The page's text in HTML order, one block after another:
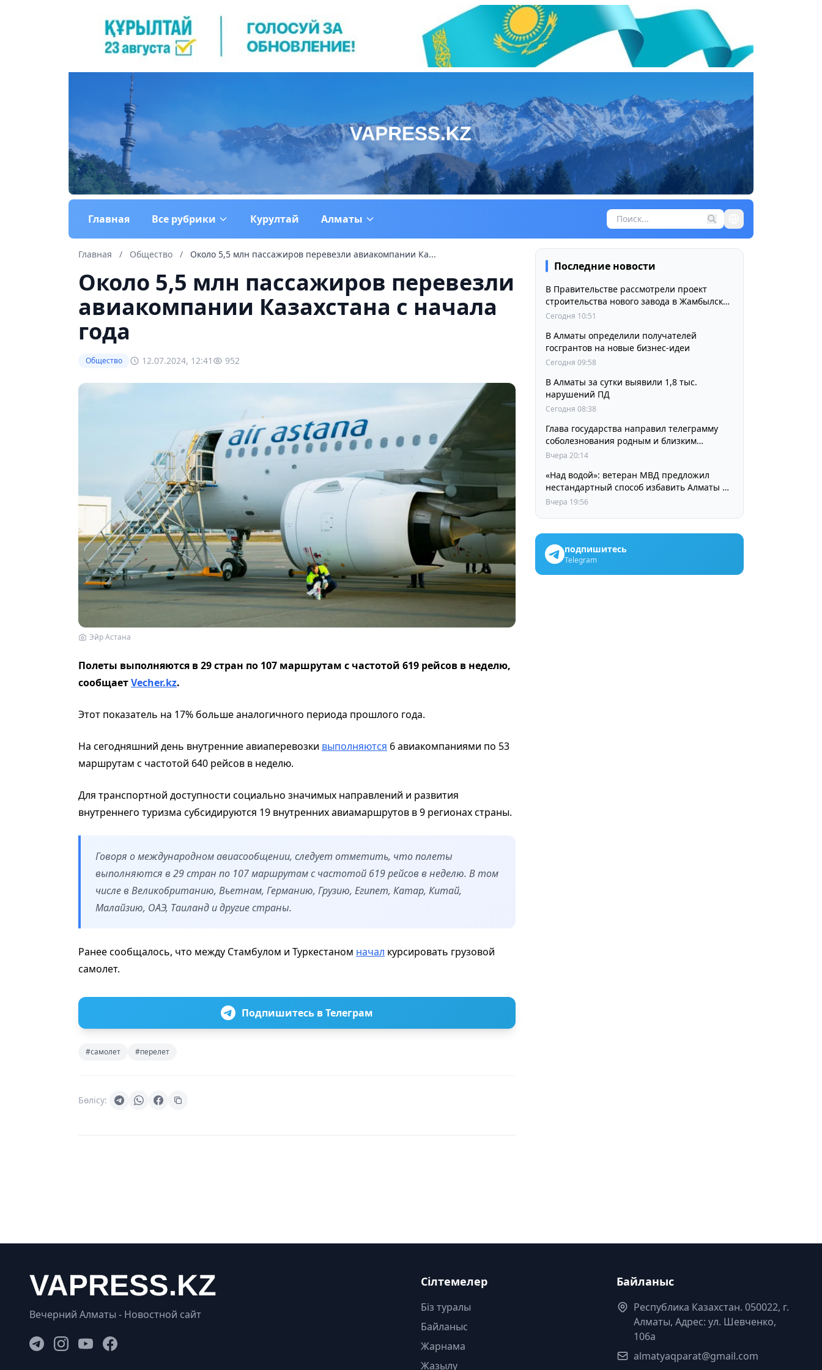
Главная Все рубрики Курултай Алматы
Главная / Общество / Около 5,5 млн пассажиров перевезли авиакомпании Ка...
Около 5,5 млн пассажиров перевезли
авиакомпании Казахстана с начала
года
Общество 12.07.2024, 12:41 952
Эйр Астана
Полеты выполняются в 29 стран по 107 маршрутам с частотой 619 рейсов в неделю,
сообщаетVecher.kz.
Этот показатель на 17% больше аналогичного периода прошлого года.
На сегодняшний день внутренние авиаперевозки выполняются 6 авиакомпаниями по 53
маршрутам с частотой 640 рейсов в неделю.
Для транспортной доступности социально значимых направлений и развития
внутреннего туризма субсидируются 19 внутренних авиамаршрутов в 9 регионах страны.
Говоря о международном авиасообщении, следует отметить, что полеты
выполняются в 29 стран по 107 маршрутам с частотой 619 рейсов в неделю. В том
числе в Великобританию, Вьетнам, Германию, Грузию, Египет, Катар, Китай,
Малайзию, ОАЭ, Таиланд и другие страны.
Ранее сообщалось, что между Стамбулом и Туркестаном начал курсировать грузовой
самолет.
Подпишитесь в Телеграм
#самолет #перелет
Бөлісу:
Последние новости
В Правительстве рассмотрели проект
строительства нового завода в Жамбылской
области
Сегодня 10:51
В Алматы определили получателей
госгрантов на новые бизнес-идеи
Сегодня 09:58
В Алматы за сутки выявили 1,8 тыс.
нарушений ПД
Сегодня 08:38
Глава государства направил телеграмму
соболезнования родным и близким
выдающегося кинорежиссера Ардака
Вчера 20:14
«Над водой»: ветеран МВД предложил
нестандартный способ избавить Алматы от
пробок и смога
Вчера 19:56
подпишитесь
Telegram
Вечерний Алматы - Новостной сайт
Сілтемелер
Біз туралы
Байланыс
Жарнама
Жазылу
Байланыс
Республика Казахстан. 050022, г.
Алматы, Адрес: ул. Шевченко,
106а
almatyaqparat@gmail.com